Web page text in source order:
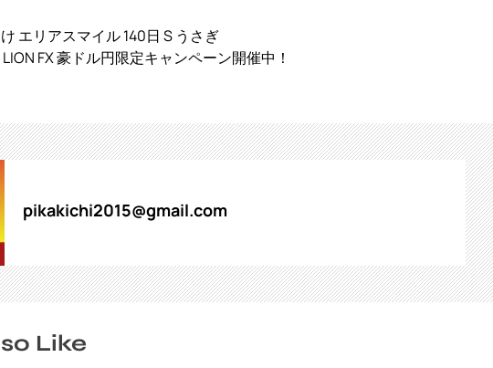
エリアスマイル 140日 S うさぎ
LION FX 豪ドル円限定キャンペーン開催中！
pikakichi2015@gmail.com
Like